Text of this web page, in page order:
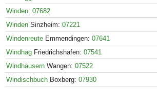
Winden: 07682
Winden Sinzheim: 07221
Windenreute Emmendingen: 07641
Windhag Friedrichshafen: 07541
Windhäusern Wangen: 07522
Windischbuch Boxberg: 07930